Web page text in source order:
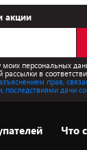
акции
персональных
в
прав,
дачи
Что